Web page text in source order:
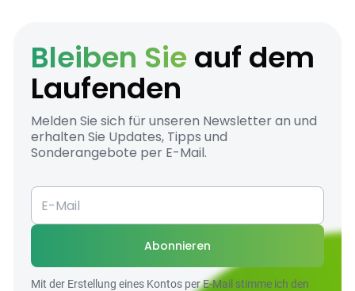
Bleiben Sie auf dem
Laufenden
Melden Sie sich für unseren Newsletter an und
erhalten Sie Updates, Tipps und
Sonderangebote per E-Mail.
Abonnieren
Mit der Erstellung eines Kontos per E-Mail stimme ich den